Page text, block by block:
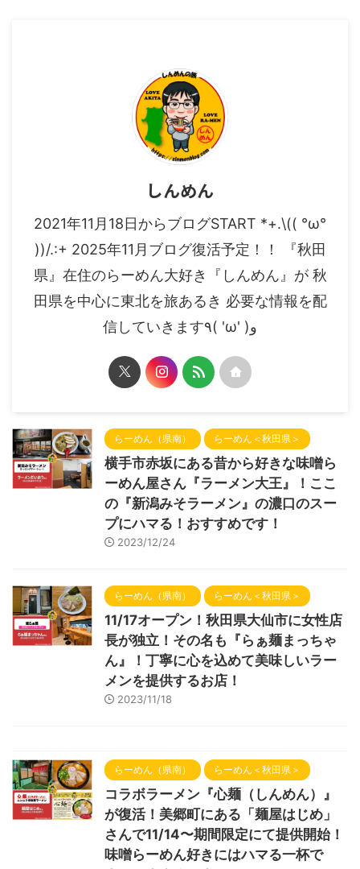
＠taiyuina2022 さん ） 「太結
稲」という農業法人は「大雄いい
しんめん
2021年11月18日からブログSTART *+.\(( °ω°
))/.:+ 2025年11月ブログ復活予定！！ 『秋田
県』在住のらーめん大好き『しんめん』が 秋
田県を中心に東北を旅あるき 必要な情報を配
信していきます٩( 'ω' )و
らーめん（県南） らーめん＜秋田県＞
横手市赤坂にある昔から好きな味噌ら
ーめん屋さん『ラーメン大王』！ここ
の『新潟みそラーメン』の濃口のスー
プにハマる！おすすめです！
2023/12/24
らーめん（県南） らーめん＜秋田県＞
11/17オープン！秋田県大仙市に女性店
長が独立！その名も『らぁ麺まっちゃ
ん』！丁寧に心を込めて美味しいラー
メンを提供するお店！
2023/11/18
らーめん（県南） らーめん＜秋田県＞
コラボラーメン『心麺（しんめん）』
が復活！美郷町にある「麺屋はじめ」
さんで11/14〜期間限定にて提供開始！
味噌らーめん好きにはハマる一杯で